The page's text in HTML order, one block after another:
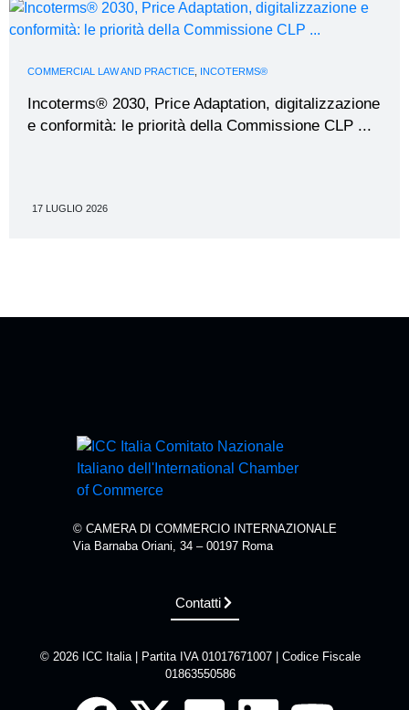
COMMERCIAL LAW AND PRACTICE INCOTERMS®
Incoterms® 2030, Price Adaptation, digitalizzazione
e conformità: le priorità della Commissione CLP ...
17 LUGLIO 2026
© CAMERA DI COMMERCIO INTERNAZIONALE
Via Barnaba Oriani, 34 – 00197 Roma
Contatti
© 2026 ICC Italia | Partita IVA 01017671007 | Codice Fiscale
01863550586